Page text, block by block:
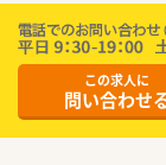
この求人に
問い合わせ